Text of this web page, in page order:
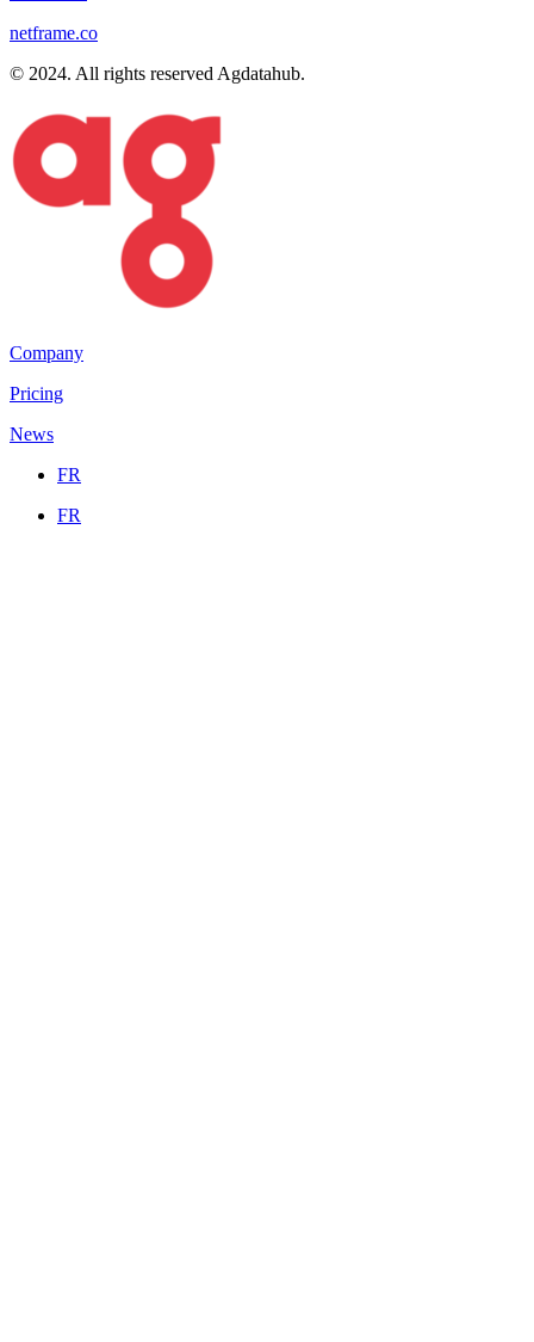
netframe.co
© 2024. All rights reserved Agdatahub.
Company
Pricing
News
FR
FR